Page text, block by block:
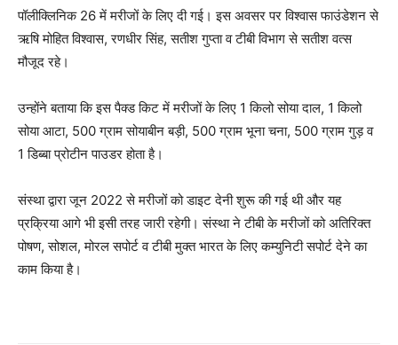
पॉलीक्लिनिक 26 में मरीजों के लिए दी गई। इस अवसर पर विश्वास फाउंडेशन से
ऋषि मोहित विश्वास, रणधीर सिंह, सतीश गुप्ता व टीबी विभाग से सतीश वत्स
मौजूद रहे।
उन्होंने बताया कि इस पैक्ड किट में मरीजों के लिए 1 किलो सोया दाल, 1 किलो
सोया आटा, 500 ग्राम सोयाबीन बड़ी, 500 ग्राम भूना चना, 500 ग्राम गुड़ व
1 डिब्बा प्रोटीन पाउडर होता है।
संस्था द्वारा जून 2022 से मरीजों को डाइट देनी शुरू की गई थी और यह
प्रक्रिया आगे भी इसी तरह जारी रहेगी। संस्था ने टीबी के मरीजों को अतिरिक्त
पोषण, सोशल, मोरल सपोर्ट व टीबी मुक्त भारत के लिए कम्युनिटी सपोर्ट देने का
काम किया है।